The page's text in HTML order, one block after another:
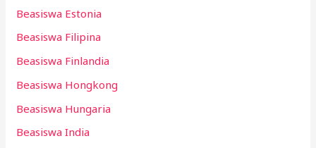
Beasiswa Estonia
Beasiswa Filipina
Beasiswa Finlandia
Beasiswa Hongkong
Beasiswa Hungaria
Beasiswa India